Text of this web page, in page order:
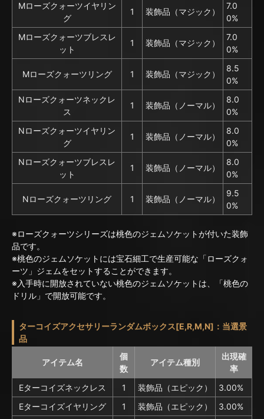
Mローズクォーツイヤリン
グ
1 装飾品（マジック）
7.0
0%
Mローズクォーツブレスレ
ット
1 装飾品（マジック）
7.0
0%
Mローズクォーツリング 1 装飾品（マジック）
8.5
0%
Nローズクォーツネックレ
ス
1 装飾品（ノーマル）
8.0
0%
Nローズクォーツイヤリン
グ
1 装飾品（ノーマル）
8.0
0%
Nローズクォーツブレスレ
ット
1 装飾品（ノーマル）
8.0
0%
Nローズクォーツリング 1 装飾品（ノーマル）
9.5
0%
※ローズクォーツシリーズは桃色のジェムソケットが付いた装飾
品です。
※桃色のジェムソケットには宝石細工で生産可能な「ローズクォ
ーツ」ジェムをセットすることができます。
※入手時に開放されていない桃色のジェムソケットは、「桃色の
ドリル」で開放可能です。
ターコイズアクセサリーランダムボックス[E,R,M,N]：当選景
品
アイテム名
個
数
アイテム種別
出現確
率
Eターコイズネックレス
1 装飾品（エピック）
3.00%
Eターコイズイヤリング
1 装飾品（エピック）
3.00%